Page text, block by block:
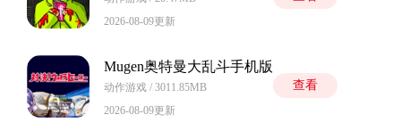
2026-08-09更新
Mugen奥特曼大乱斗手机版
动作游戏 / 3011.85MB
2026-08-09更新
查看